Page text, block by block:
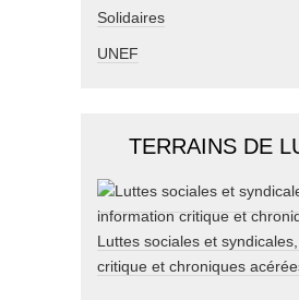
Solidaires
UNEF
TERRAINS DE
Luttes sociales et
critique et chroniques